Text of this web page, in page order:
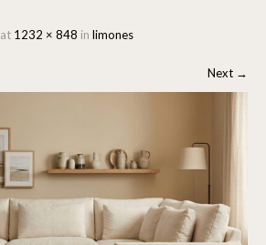
at 1232 × 848 in limones
Next →